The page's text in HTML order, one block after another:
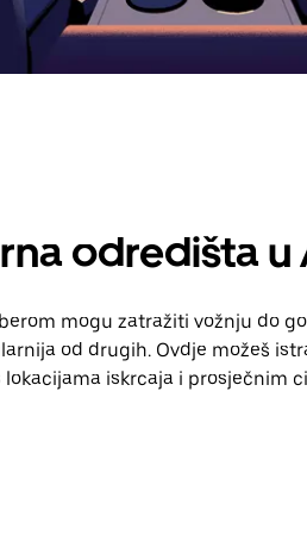
odredišta u
mogu zatražiti vožnju do
od drugih. Ovdje možeš
iskrcaja i prosječnim